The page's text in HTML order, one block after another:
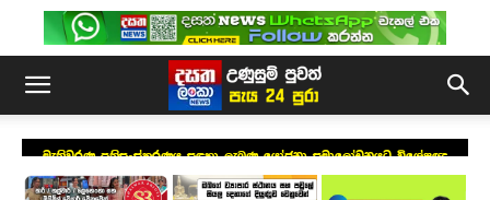
මැතිවරණ ප්‍රතිසංස්කරණය සඳහා ලැබුණු යෝජනා සමාලෝචනයට විශේෂඥ
මණ්ඩලයක්